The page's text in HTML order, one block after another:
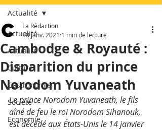
Actualité
Actualité
Culture
Gastronomie
Société
Economie
Actualité
Cambodge & Royauté :
Disparition du prince
Norodom Yuvaneath
La Rédaction
18 janv. 2021 1 min de lecture
Le prince Norodom Yuvaneath, le fils
aîné de feu le roi Norodom Sihanouk,
est décédé aux États-Unis le 14 janvier